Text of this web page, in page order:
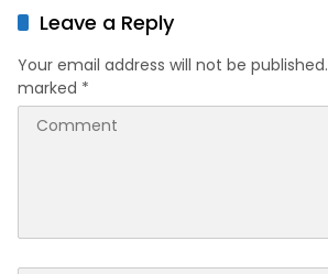
Puncak Acara Wong
Bodho Sidowungu
Leave a Reply
Your email address will not be published.
marked *